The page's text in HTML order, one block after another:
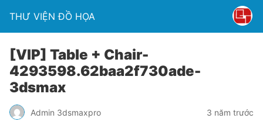
THƯ VIỆN ĐỒ HỌA
[VIP] Table + Chair-
4293598.62baa2f730ade-
3dsmax
Admin 3dsmaxpro 3 năm trước